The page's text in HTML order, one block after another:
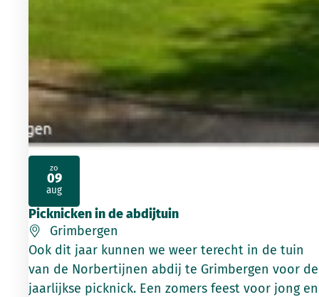
Picknicken in de abdijtuin
Grimbergen
Ook dit jaar kunnen we weer terecht in de tuin
van de Norbertijnen abdij te Grimbergen voor de
jaarlijkse picknick. Een zomers feest voor jong en
zo
09
aug
2026